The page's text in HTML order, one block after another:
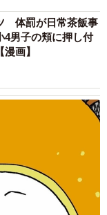
体罰が日常茶飯事
男子の頬に押し付
画】